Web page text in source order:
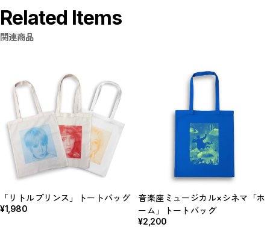
Related Items
関連商品
「リトルプリンス」トートバッグ
¥1,980
音楽座ミュージカル×シネマ「ホ
ーム」トートバッグ
¥2,200